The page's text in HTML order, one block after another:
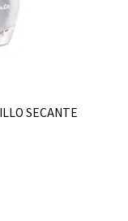
SECANTE